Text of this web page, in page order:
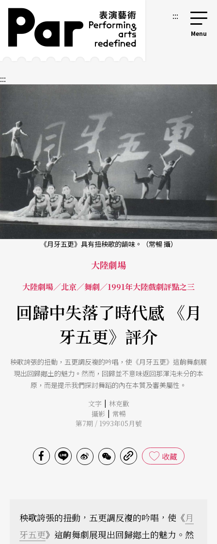
跳到主要內容區塊
網站導覽 :::
:::
《月牙五更》具有扭秧歌的韻味。（常暢 攝）
大陸劇場
大陸劇場／北京／舞劇／1991年大陸戲劇評點之三
回歸中失落了時代感 《月
牙五更》評介
秧歌誇張的扭動，五更調反複的吟唱，使《月牙五更》這齣舞劇展
現出回歸鄕土的魅力。然而，回歸並不意味返回那渾沌未分的本
原，而是提示我們探討舞蹈的內在本質及審美屬性。
文字 | 林克歡
攝影 | 常暢
第7期 / 1993年05月號
收藏
秧歌誇張的扭動，五更調反複的吟唱，使《月
牙五更》這齣舞劇展現出回歸鄕土的魅力。然